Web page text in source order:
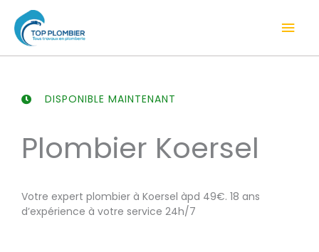
contenu
DISPONIBLE MAINTENANT
Plombier Koersel
Votre expert plombier à Koersel àpd 49€. 18 ans
d’expérience à votre service 24h/7